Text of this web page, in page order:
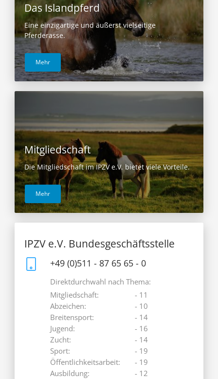
Das Islandpferd
Eine einzigartige und äußerst vielseitige
Pferderasse.
Mehr
Mitgliedschaft
Die Mitgliedschaft im IPZV e.V. bietet viele Vorteile.
Mehr
IPZV e.V. Bundesgeschäftsstelle
+49 (0)511 - 87 65 65 - 0
Direktdurchwahl nach Thema:
Mitgliedschaft:
Abzeichen:
Breitensport:
Jugend:
Zucht:
Sport:
Öffentlichkeitsarbeit:
Ausbildung:
- 11
- 10
- 14
- 16
- 14
- 19
- 19
- 12